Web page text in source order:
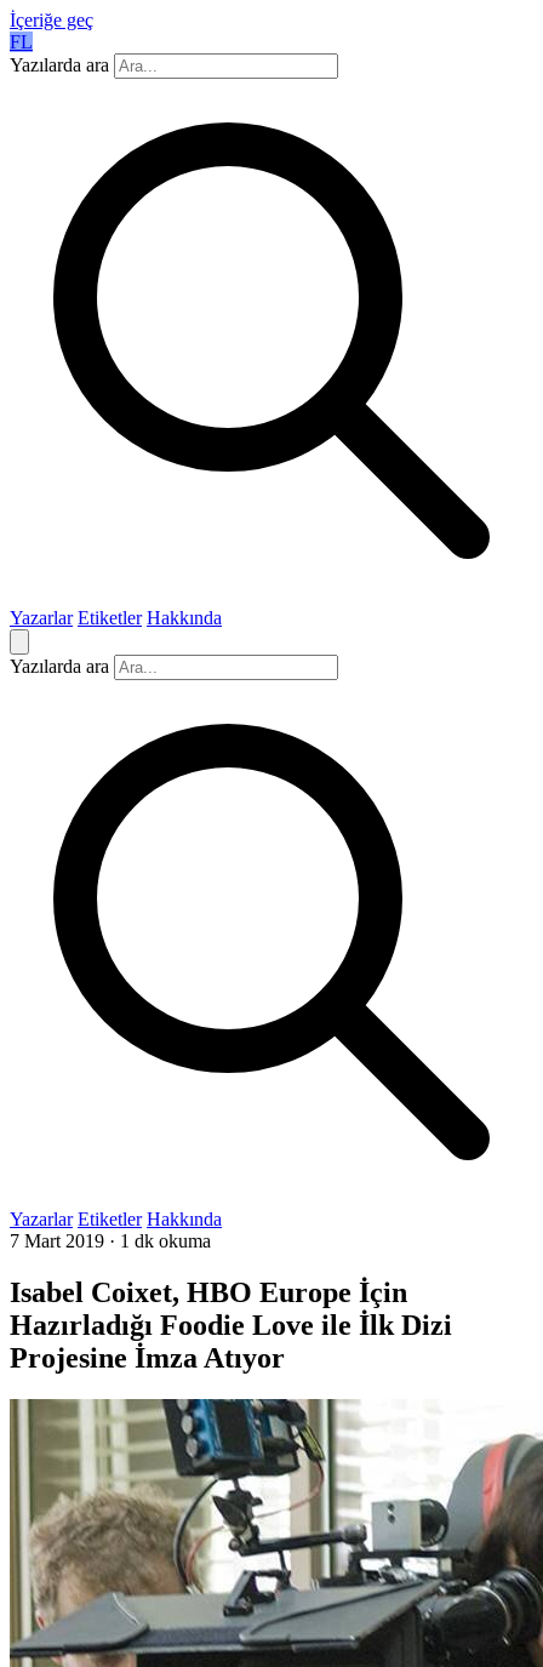
İçeriğe geç
FL
Yazılarda ara
Yazarlar Etiketler Hakkında
Yazılarda ara
Yazarlar Etiketler Hakkında
7 Mart 2019 · 1 dk okuma
Isabel Coixet, HBO Europe İçin
Hazırladığı Foodie Love ile İlk Dizi
Projesine İmza Atıyor